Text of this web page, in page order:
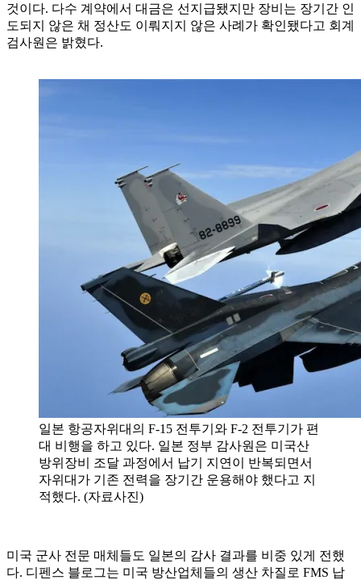
것이다. 다수 계약에서 대금은 선지급됐지만 장비는 장기간 인
도되지 않은 채 정산도 이뤄지지 않은 사례가 확인됐다고 회계
검사원은 밝혔다.
일본 항공자위대의 F-15 전투기와 F-2 전투기가 편
대 비행을 하고 있다. 일본 정부 감사원은 미국산
방위장비 조달 과정에서 납기 지연이 반복되면서
자위대가 기존 전력을 장기간 운용해야 했다고 지
적했다. (자료사진)
미국 군사 전문 매체들도 일본의 감사 결과를 비중 있게 전했
다. 디펜스 블로그는 미국 방산업체들의 생산 차질로 FMS 납